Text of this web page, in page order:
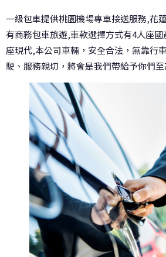
一級包車提供桃園機場專車接送服務,花
有商務包車旅遊,車款選擇方式有4人座
座現代,本公司車輛，安全合法，無靠行
駛、服務親切，將會是我們帶給予你們